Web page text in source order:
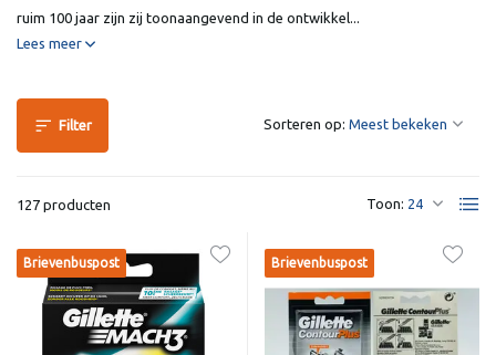
ruim 100 jaar zijn zij toonaangevend in de ontwikkel...
Lees meer
Filter
127 producten Toon:
Sorteren op:
Brievenbuspost Brievenbuspost